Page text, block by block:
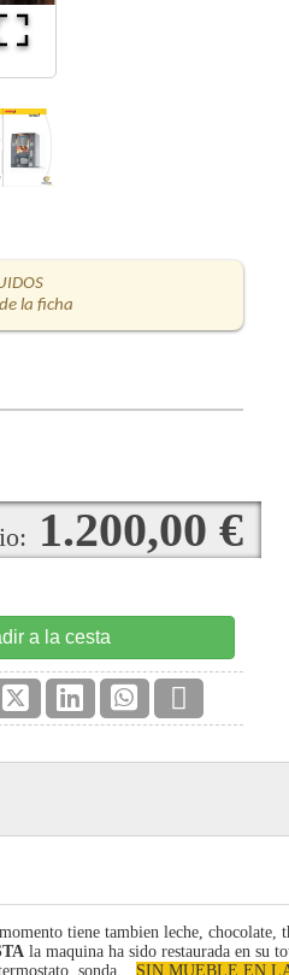
la ficha
1.200,00 €
a la cesta
tiene tambien leche, chocolate,
la maquina ha sido restaurada en su
sonda... SIN MUEBLE EN